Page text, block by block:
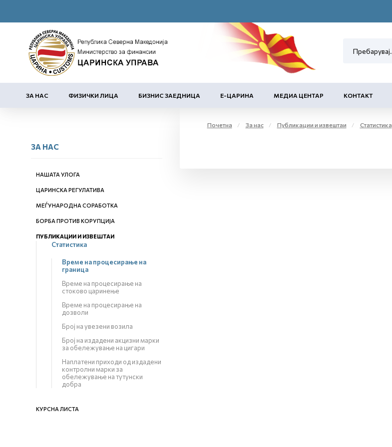
ЗА НАС ФИЗИЧКИ ЛИЦА БИЗНИС ЗАЕДНИЦА Е-ЦАРИНА МЕДИА ЦЕНТАР КОНТАКТ
ЗА НАС
НАШАТА УЛОГА
ЦАРИНСКА РЕГУЛАТИВА
МЕЃУНАРОДНА СОРАБОТКА
БОРБА ПРОТИВ КОРУПЦИЈА
ПУБЛИКАЦИИ И ИЗВЕШТАИ
Статистика
Време на процесирање на
граница
Време на процесирање на
стоково царинење
Време на процесирање на
дозволи
Број на увезени возила
Број на издадени акцизни марки
за обележување на цигари
Наплатени приходи од издадени
контролни марки за
обележување на тутунски
добра
КУРСНА ЛИСТА
Почетна За нас Публикации и извештаи Статистика